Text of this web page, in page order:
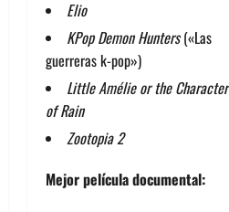
Elio
KPop Demon Hunters(«Las
guerreras k-pop»)
Little Amélie or the Character
of Rain
Zootopia 2
Mejor película documental: